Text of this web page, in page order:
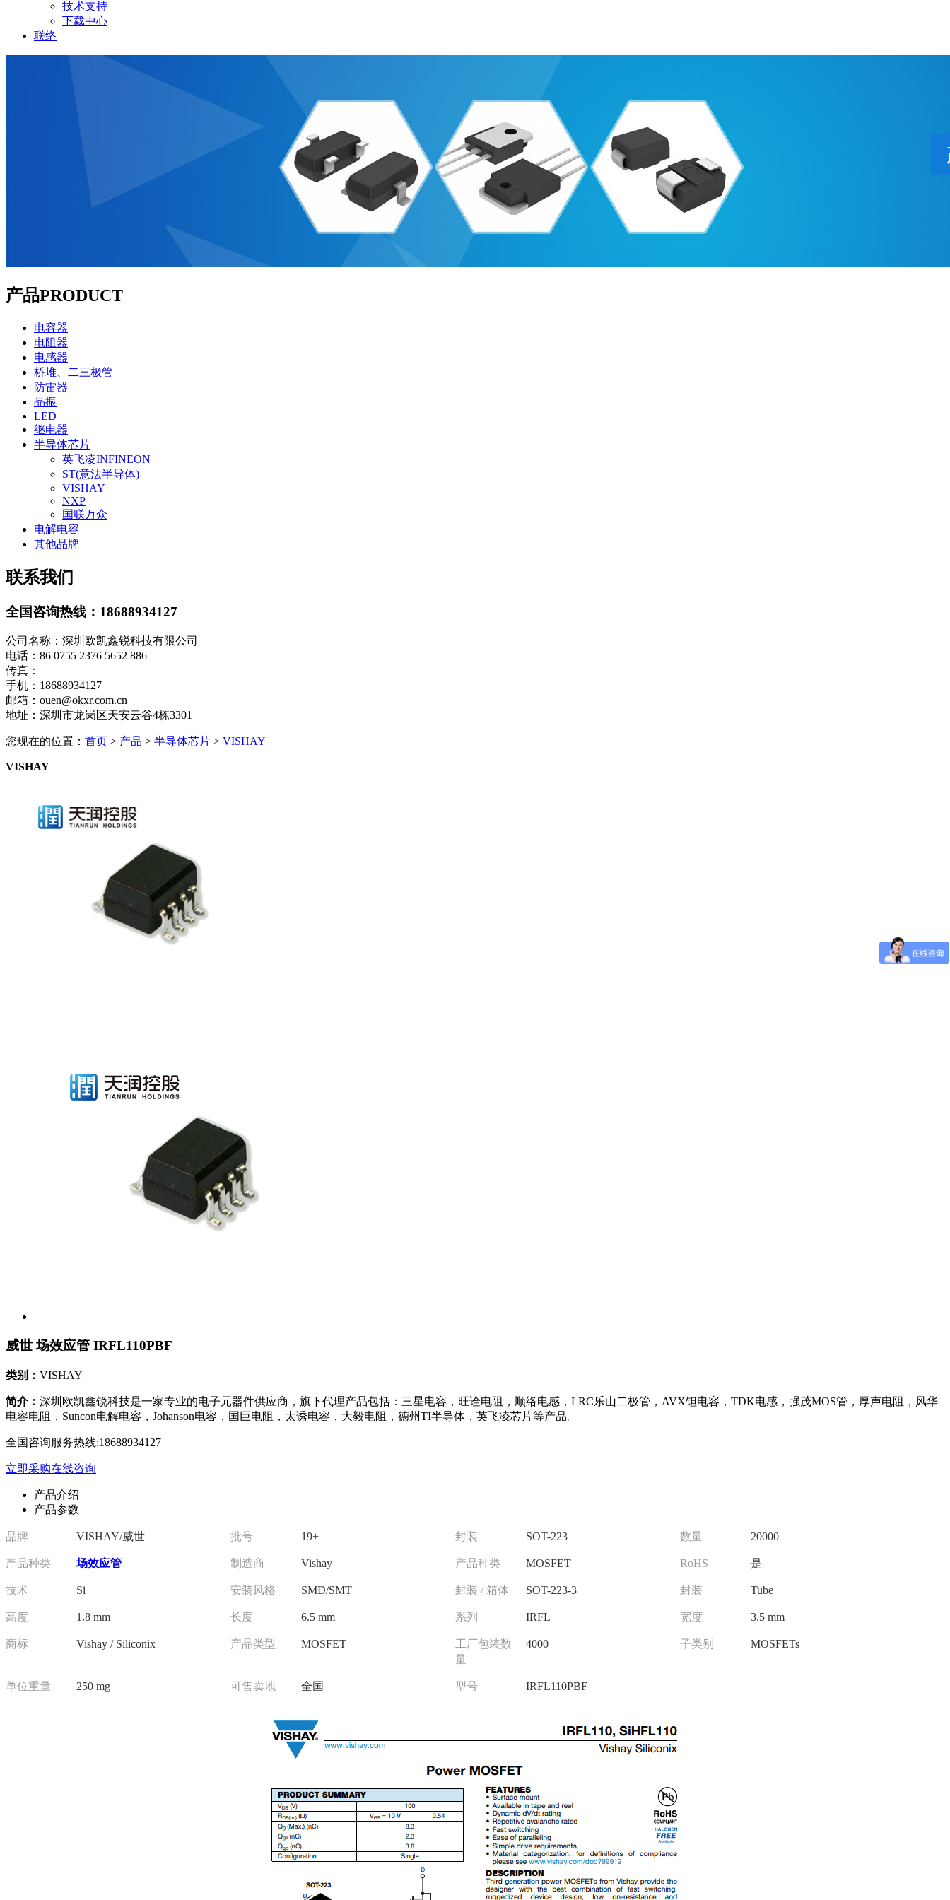
技术支持
下载中心
联络
产品PRODUCT
电容器
电阻器
电感器
桥堆、二三极管
防雷器
晶振
LED
继电器
半导体芯片
英飞凌INFINEON
ST(意法半导体)
VISHAY
NXP
国联万众
电解电容
其他品牌
联系我们
全国咨询热线： 18688934127
公司名称：深圳欧凯鑫锐科技有限公司
电话：86 0755 2376 5652 886
传真：
手机：18688934127
邮箱：ouen@okxr.com.cn
地址：深圳市龙岗区天安云谷4栋3301
您现在的位置： 首页 > 产品 > 半导体芯片 > VISHAY
VISHAY
威世 场效应管 IRFL110PBF
类别： VISHAY
简介： 深圳欧凯鑫锐科技是一家专业的电子元器件供应商，旗下代理产品包括：三星电容，旺诠电阻，顺络电感，LRC乐山二极管，AVX钽电容，TDK电感，强茂MOS管，厚声电阻，风华
电容电阻，Suncon电解电容，Johanson电容，国巨电阻，太诱电容，大毅电阻，德州TI半导体，英飞凌芯片等产品。
全国咨询服务热线:18688934127
立即采购在线咨询
产品介绍
产品参数
品牌 VISHAY/威世 批号 19+ 封装 SOT-223 数量 20000
产品种类 场效应管 制造商 Vishay 产品种类 MOSFET RoHS 是
技术 Si 安装风格 SMD/SMT 封装 / 箱体 SOT-223-3 封装 Tube
高度 1.8 mm 长度 6.5 mm 系列 IRFL 宽度 3.5 mm
商标 Vishay / Siliconix 产品类型 MOSFET
工厂包装数
量
4000 子类别 MOSFETs
单位重量 250 mg 可售卖地 全国 型号 IRFL110PBF